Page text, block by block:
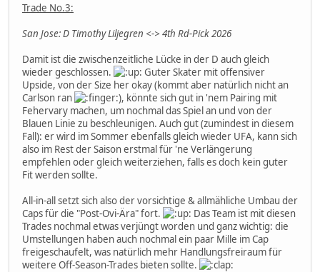
Trade No.3:
San Jose: D Timothy Liljegren <-> 4th Rd-Pick 2026
Damit ist die zwischenzeitliche Lücke in der D auch gleich
wieder geschlossen.
Guter Skater mit offensiver
Upside, von der Size her okay (kommt aber natürlich nicht an
Carlson ran
), könnte sich gut in 'nem Pairing mit
Fehervary machen, um nochmal das Spiel an und von der
Blauen Linie zu beschleunigen. Auch gut (zumindest in diesem
Fall): er wird im Sommer ebenfalls gleich wieder UFA, kann sich
also im Rest der Saison erstmal für 'ne Verlängerung
empfehlen oder gleich weiterziehen, falls es doch kein guter
Fit werden sollte.
All-in-all setzt sich also der vorsichtige & allmähliche Umbau der
Caps für die "Post-Ovi-Ära" fort.
Das Team ist mit diesen
Trades nochmal etwas verjüngt worden und ganz wichtig: die
Umstellungen haben auch nochmal ein paar Mille im Cap
freigeschaufelt, was natürlich mehr Handlungsfreiraum für
weitere Off-Season-Trades bieten sollte.